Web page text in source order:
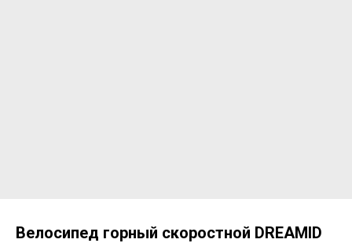
Велосипед горный скоростной DREAMID